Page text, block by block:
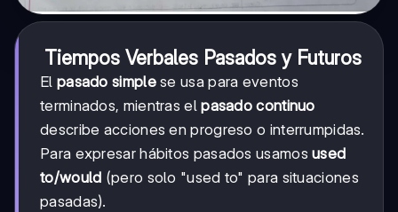
Tiempos Verbales Pasados y Futuros
El pasado simplese usa para eventos
terminados, mientras elpasado continuo
describe acciones en progreso o interrumpidas.
Para expresar hábitos pasados usamosused
to/would (pero solo "used to" para situaciones
pasadas).